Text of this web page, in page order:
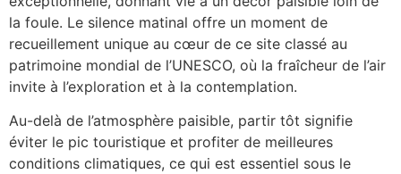
la foule. Le silence matinal offre un moment de
recueillement unique au cœur de ce site classé au
patrimoine mondial de l’UNESCO, où la fraîcheur de l’air
invite à l’exploration et à la contemplation.
Au-delà de l’atmosphère paisible, partir tôt signifie
éviter le pic touristique et profiter de meilleures
conditions climatiques, ce qui est essentiel sous le